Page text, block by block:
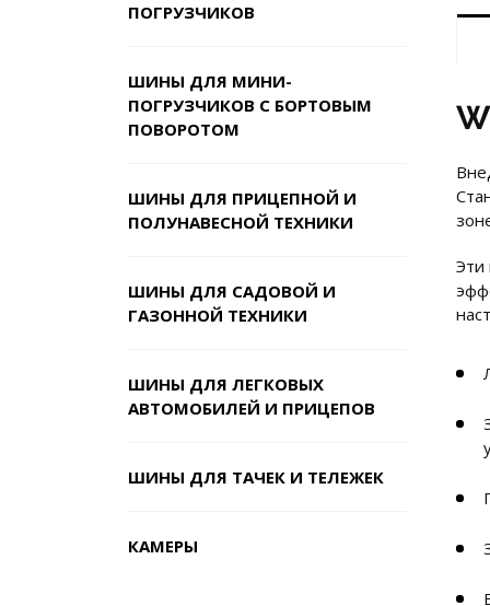
ПОГРУЗЧИКОВ
ШИНЫ ДЛЯ МИНИ-
ПОГРУЗЧИКОВ С БОРТОВЫМ
ПОВОРОТОМ
ШИНЫ ДЛЯ ПРИЦЕПНОЙ И
ПОЛУНАВЕСНОЙ ТЕХНИКИ
ШИНЫ ДЛЯ САДОВОЙ И
ГАЗОННОЙ ТЕХНИКИ
ШИНЫ ДЛЯ ЛЕГКОВЫХ
АВТОМОБИЛЕЙ И ПРИЦЕПОВ
ШИНЫ ДЛЯ ТАЧЕК И ТЕЛЕЖЕК
КАМЕРЫ
Эти